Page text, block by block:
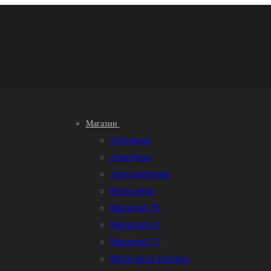
Магазин
Автокран
Автобусы
Автогрейдеры
Вертолеты
Масштаб 35
Масштаб 43
Масштаб 72
Мото-вело техника